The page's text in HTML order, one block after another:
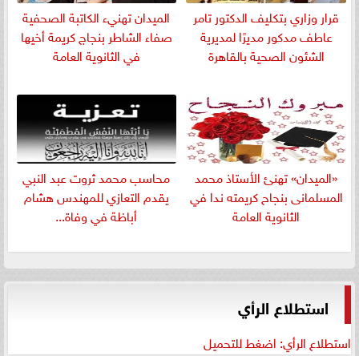
قرار وزاري بتكليف الدكتور تامر
عاطف مدكور مديرًا لمديرية
الشئون الصحية بالقاهرة
الميدان تهنيء الكاتبة الصحفية
صفاء الشاطر بنجاج كريمة أخيها
في الثانوية العامة
«الميدان» تهنئ الأستاذ محمد
المسلمانى بنجاح كريمته ندا في
الثانوية العامة
​محاسب محمد ثروت عبد النبي
يقدم التعازي للمهندس هشام
أباظة في وفاة...
استطلاع الرأي
استطلاع الرأي: اضغط للتحميل